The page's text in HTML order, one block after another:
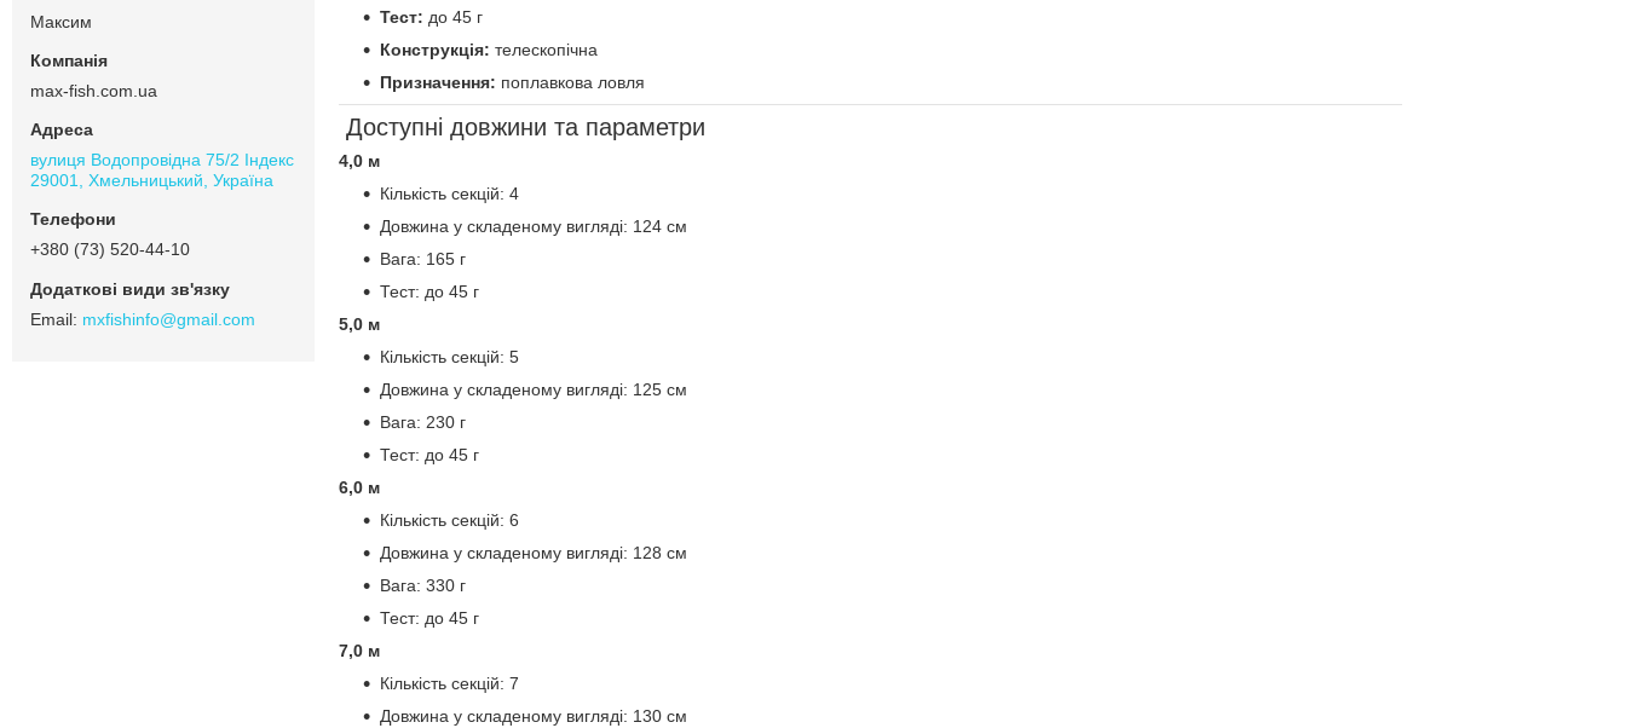
Тест: до 45 г
Конструкція: телескопічна
Призначення: поплавкова ловля
Доступні довжини та параметри
4,0 м
Кількість секцій: 4
Довжина у складеному вигляді: 124 см
Вага: 165 г
Тест: до 45 г
5,0 м
Кількість секцій: 5
Довжина у складеному вигляді: 125 см
Вага: 230 г
Тест: до 45 г
6,0 м
Кількість секцій: 6
Довжина у складеному вигляді: 128 см
Вага: 330 г
Тест: до 45 г
7,0 м
Кількість секцій: 7
Довжина у складеному вигляді: 130 см
Максим
max-fish.com.ua
вулиця Водопровідна 75/2 Індекс
29001, Хмельницький, Україна
+380 (73) 520-44-10
mxfishinfo@gmail.com